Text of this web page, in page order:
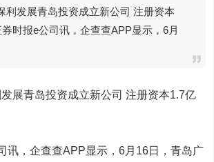
发展青岛投资成立新公司 注册资本
报e公司讯，企查查APP显示，6月
展青岛投资成立新公司 注册资本1.7亿
，企查查APP显示，6月16日，青岛广